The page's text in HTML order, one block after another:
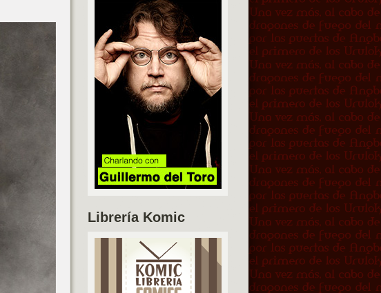
Librería Komic